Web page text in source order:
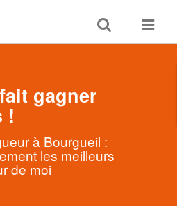
Toggle
search
Toggle
gagner
!
à Bourgueil :
les meilleurs
de moi